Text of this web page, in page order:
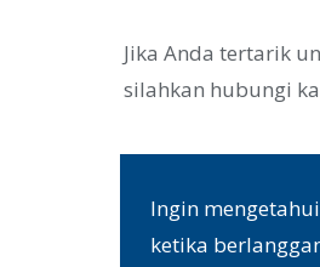
Jika Anda tertarik
silahkan hubungi
Ingin
ketika